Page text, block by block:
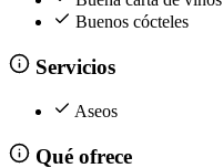
Buenos cócteles
Servicios
Aseos
Qué ofrece